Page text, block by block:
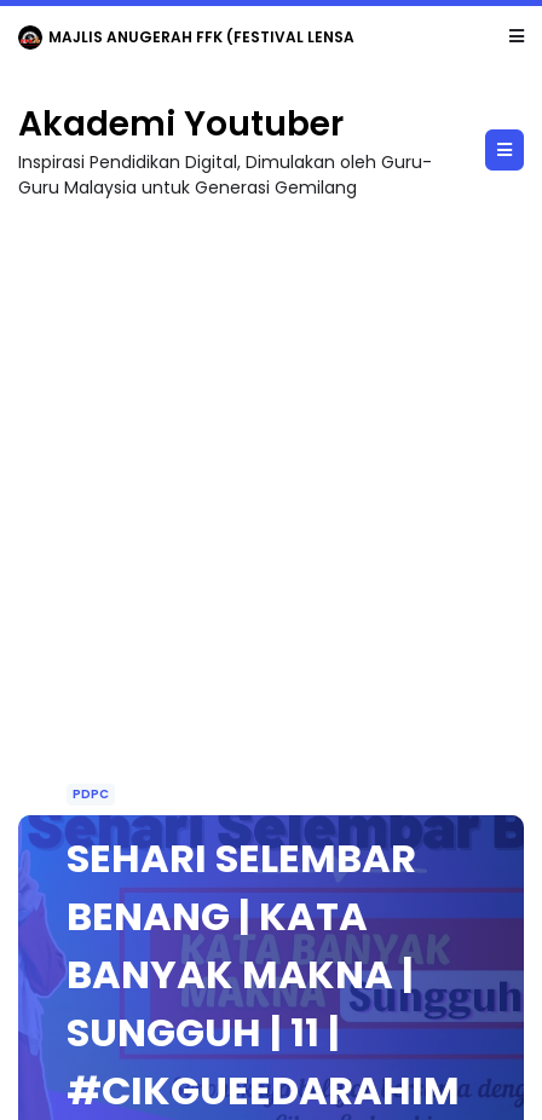
MAJLIS ANUGERAH FFK (FESTIVAL LENSA PENDIDIKAN - FLeP) 2026
Akademi Youtuber
Inspirasi Pendidikan Digital, Dimulakan oleh Guru-
Guru Malaysia untuk Generasi Gemilang
PDPC
SEHARI SELEMBAR
BENANG | KATA
BANYAK MAKNA |
SUNGGUH | 11 |
#CIKGUEEDARAHIM